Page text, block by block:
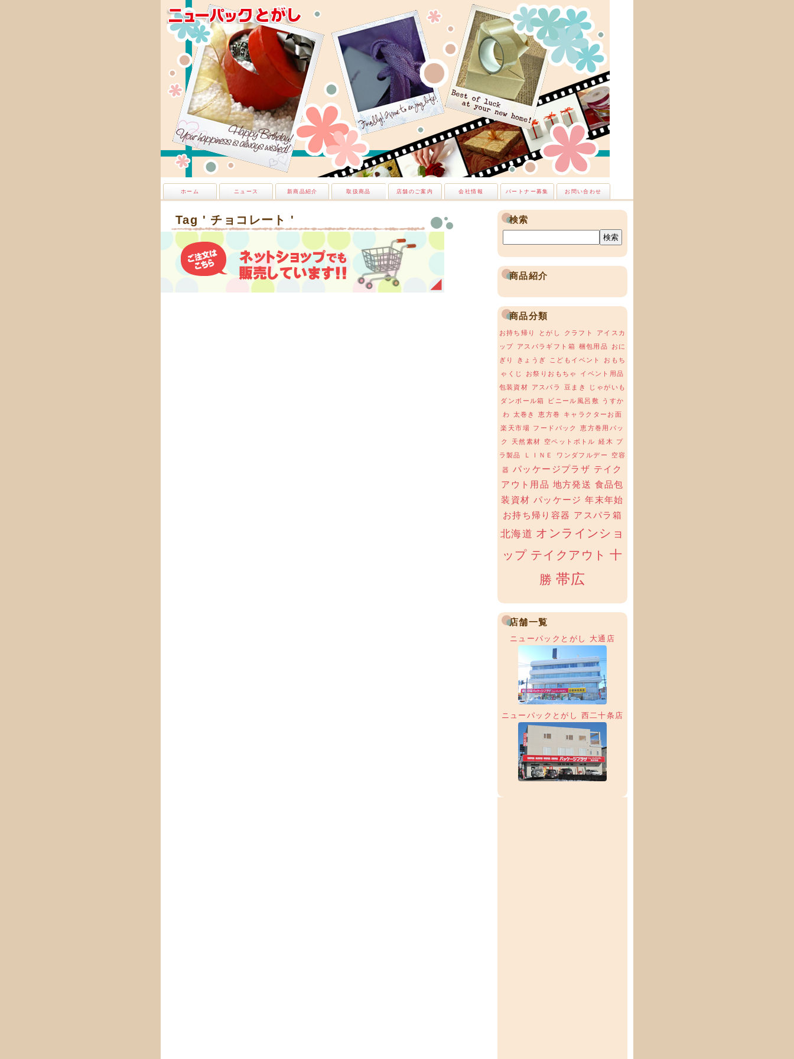
ホーム ニュース 新商品紹介 取扱商品 店舗のご案内 会社情報 パートナー募集 お問い合わせ
Tag ' チョコレート ' 検索
商品紹介
商品分類
お持ち帰り とがし クラフト
アイスカ
ップ
アスパラギフト箱 梱包用品
おに
ぎり
きょうぎ こどもイベント
おもち
ゃくじ
お祭りおもちゃ
イベント用品
包装資材
アスパラ 豆まき
じゃがいも
ダンボール箱
ビニール風呂敷
うすか
わ 太巻き 恵方巻
キャラクターお面
楽天市場 フードパック
恵方巻用パッ
ク
天然素材 空ペットボトル 経木 プ
ラ製品
ＬＩＮＥ ワンダフルデー 空容
器 パッケージプラザ テイク
アウト用品 地方発送 食品包
装資材 パッケージ 年末年始
お持ち帰り容器 アスパラ箱
北海道 オンラインショ
ップ テイクアウト 十
勝 帯広
店舗一覧
ニューパックとがし 大通店
ニューパックとがし 西二十条店